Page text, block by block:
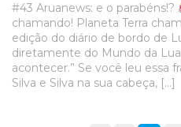
#43 Aruanews: e o parabéns!?
chamando! Planeta Terra
edição do diário de bordo de
diretamente do Mundo da
acontecer.” Se você leu essa
Silva e Silva na sua cabeça, […]